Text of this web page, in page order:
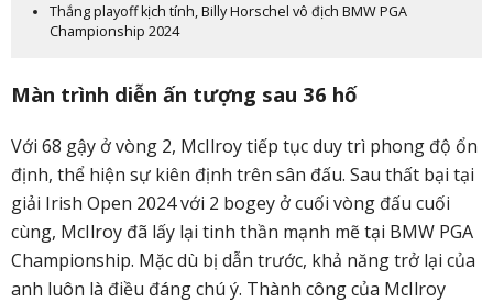
Thắng playoff kịch tính, Billy Horschel vô địch BMW PGA
Championship 2024
Màn trình diễn ấn tượng sau 36 hố
Với 68 gậy ở vòng 2, McIlroy tiếp tục duy trì phong độ ổn
định, thể hiện sự kiên định trên sân đấu. Sau thất bại tại
giải Irish Open 2024 với 2 bogey ở cuối vòng đấu cuối
cùng, McIlroy đã lấy lại tinh thần mạnh mẽ tại BMW PGA
Championship. Mặc dù bị dẫn trước, khả năng trở lại của
anh luôn là điều đáng chú ý. Thành công của McIlroy